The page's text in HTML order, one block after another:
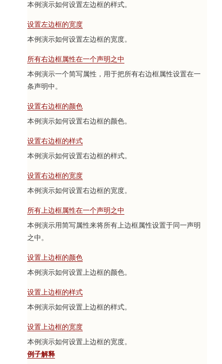
本例演示如何设置左边框的样式。
设置左边框的宽度
本例演示如何设置左边框的宽度。
所有右边框属性在一个声明之中
本例演示一个简写属性，用于把所有右边框属性设置在一
条声明中。
设置右边框的颜色
本例演示如何设置右边框的颜色。
设置右边框的样式
本例演示如何设置右边框的样式。
设置右边框的宽度
本例演示如何设置右边框的宽度。
所有上边框属性在一个声明之中
本例演示用简写属性来将所有上边框属性设置于同一声明
之中。
设置上边框的颜色
本例演示如何设置上边框的颜色。
设置上边框的样式
本例演示如何设置上边框的样式。
设置上边框的宽度
本例演示如何设置上边框的宽度。
例子解释